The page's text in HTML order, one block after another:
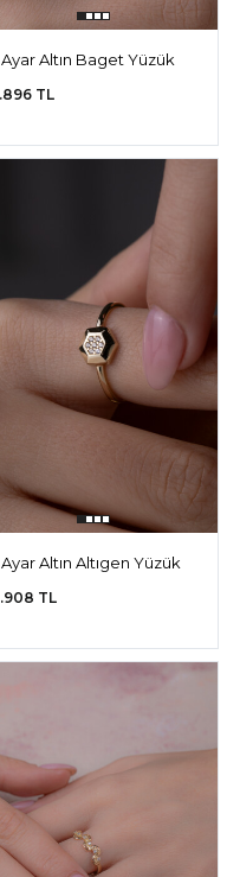
Ayar Altın Baget Yüzük
TL
Ayar Altın Altıgen Yüzük
TL